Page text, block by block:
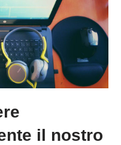
il nostro